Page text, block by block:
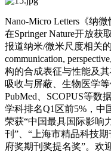
Nano-Micro Letters《纳
在Springer Nature开放获
报道纳米/微米尺度相关的
communication,
构的合成表征与性能及
吸收与屏蔽、生物医学
PubMed、SCOPUS等数
学科排名Q1区前5%，中
荣获“中国最具国际影响
刊”、“上海市精品科技
府奖期刊奖提名奖”。欢